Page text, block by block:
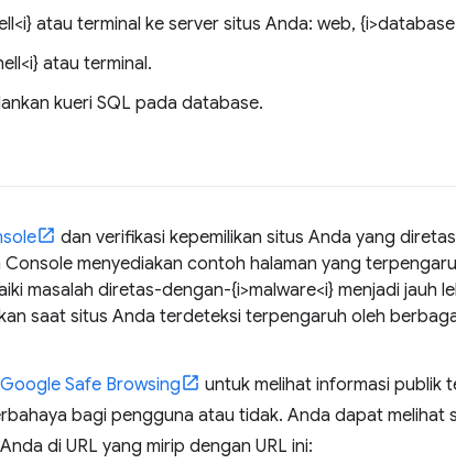
atau terminal ke server situs Anda: web,
atau terminal.
kueri SQL pada database.
dan verifikasi kepemilikan situs Anda yang
Console menyediakan contoh halaman yang
masalah diretas-dengan-{i>malware<i} menjadi jauh
saat situs Anda terdeteksi terpengaruh oleh
Safe Browsing
untuk melihat informasi publik
bagi pengguna atau tidak. Anda dapat melihat
di URL yang mirip dengan URL ini: